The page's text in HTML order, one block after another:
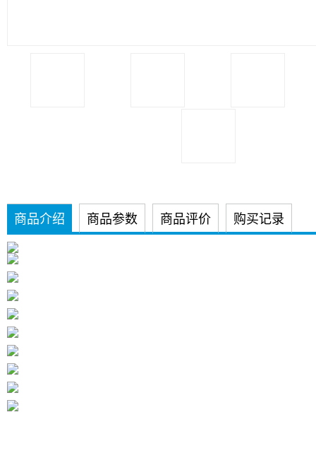
商品介绍 商品参数 商品评价 购买记录